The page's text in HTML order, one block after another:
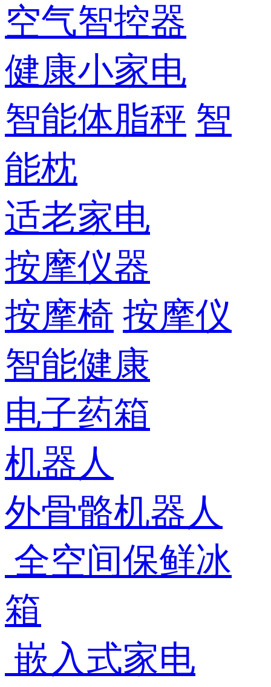
空气智控器
健康小家电
智能体脂秤 智
能枕
适老家电
按摩仪器
按摩椅 按摩仪
智能健康
电子药箱
机器人
外骨骼机器人
全空间保鲜冰
箱
嵌入式家电